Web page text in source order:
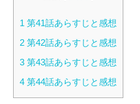
1 第41話あらすじと感想
2第42話あらすじと感想
3第43話あらすじと感想
4第44話あらすじと感想